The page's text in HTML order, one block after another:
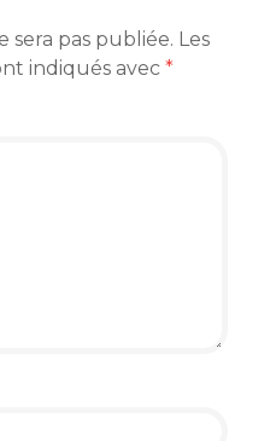
sera pas publiée. Les
indiqués avec *